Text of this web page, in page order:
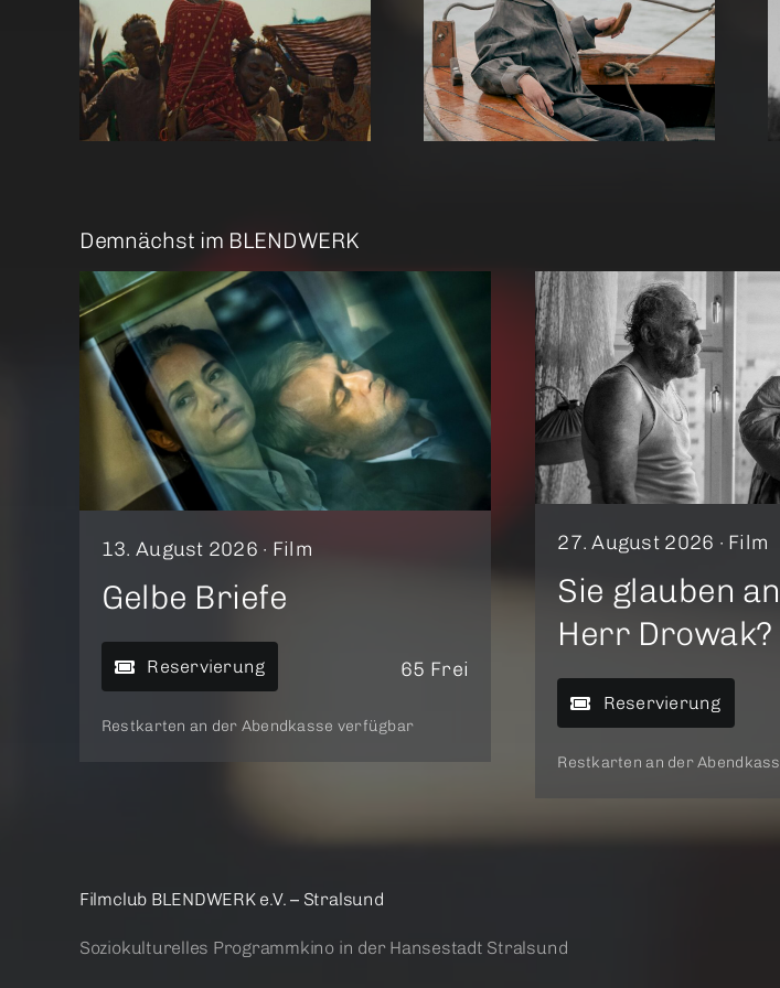
Amrum Rose
Demnächst im BLENDWERK
13. August 2026 · Film
Gelbe Briefe
Reservierung 65 Frei
Restkarten an der Abendkasse verfügbar
27. August 2026 · Film
Sie glauben
Herr Drowak?
Reservierung
Restkarten an der
Filmclub BLENDWERK e.V. – Stralsund
Soziokulturelles Programmkino in der Hansestadt Stralsund